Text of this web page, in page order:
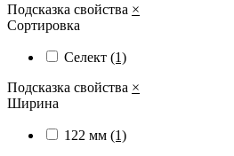
Подсказка свойства ×
Сортировка
Селект (1)
Подсказка свойства ×
Ширина
122 мм (1)